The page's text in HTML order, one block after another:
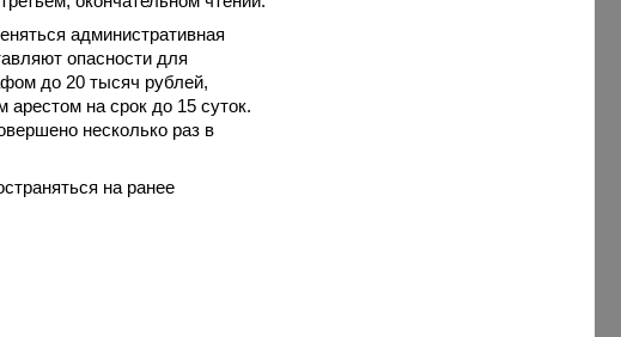
административная
опасности для
до 20 тысяч рублей,
на срок до 15 суток.
несколько раз в
на ранее